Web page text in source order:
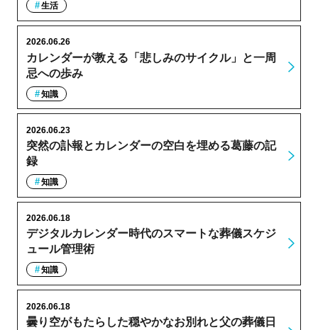
生活
カレンダーが教える「悲しみのサイクル」と一周
忌への歩み
2026.06.26
知識
突然の訃報とカレンダーの空白を埋める葛藤の記
録
2026.06.23
知識
デジタルカレンダー時代のスマートな葬儀スケジ
ュール管理術
2026.06.18
知識
曇り空がもたらした穏やかなお別れと父の葬儀日
2026.06.18